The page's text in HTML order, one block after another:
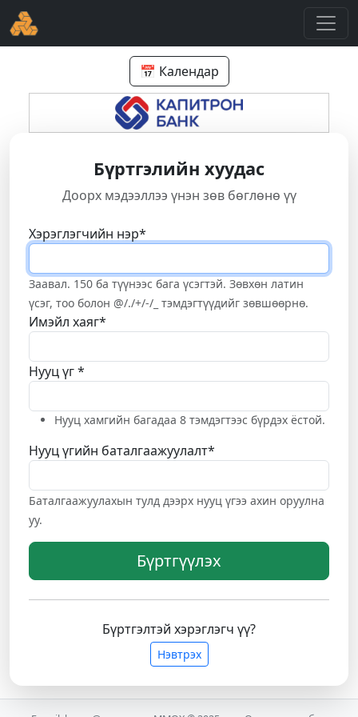
📅 Календар
Бүртгэлийн хуудас
Доорх мэдээллээ үнэн зөв бөглөнө үү
Хэрэглэгчийн нэр*
Заавал. 150 ба түүнээс бага үсэгтэй. Зөвхөн латин
үсэг, тоо болон @/./+/-/_ тэмдэгтүүдийг зөвшөөрнө.
Имэйл хаяг*
Нууц үг*
Нууц хамгийн багадаа 8 тэмдэгтээс бүрдэх ёстой.
Нууц үгийн баталгаажуулалт*
Баталгаажуулахын тулд дээрх нууц үгээ ахин оруулна
уу.
Бүртгүүлэх
Бүртгэлтэй хэрэглэгч үү?
Нэвтрэх